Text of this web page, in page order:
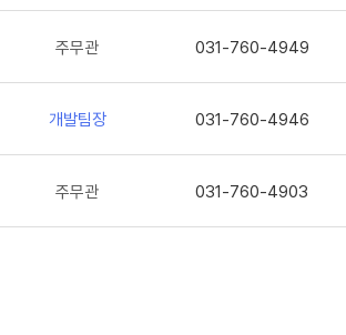
주무관 031-760-4949
개발팀장 031-760-4946
주무관 031-760-4903